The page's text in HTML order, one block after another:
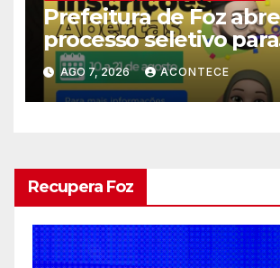
Prefeitura de Foz
processo seletivo para
estagiários
AGO 7, 2026 ACONTECE
Recupera Foz